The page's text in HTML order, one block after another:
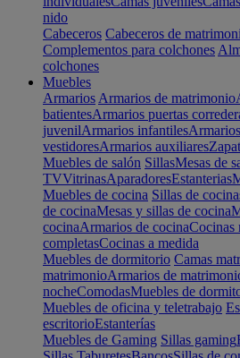
nido
Cabeceros Cabeceros de
Complementos para colchones
colchones
Muebles
Armarios Armarios de matrimonio
batientesArmarios puertas
juvenilArmarios infantiles
vestidoresArmarios auxiliares
Muebles de salón SillasMesas de
TVVitrinasAparadoresEstanterias
Muebles de cocina Sillas de
de cocinaMesas y sillas de cocina
cocinaArmarios de cocinaCocinas
completasCocinas a medida
Muebles de dormitorio Camas
matrimonioArmarios de
nocheComodasMuebles de
Muebles de oficina y teletrabajo
escritorioEstanterías
Muebles de Gaming Sillas gaming